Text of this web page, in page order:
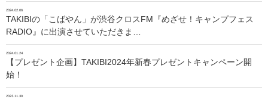
2024.02.06
TAKIBIの「こばやん」が渋谷クロスFM『めざせ！キャンプフェス
RADIO』に出演させていただきま…
2024.01.24
【プレゼント企画】TAKIBI2024年新春プレゼントキャンペーン開
始！
2023.11.30